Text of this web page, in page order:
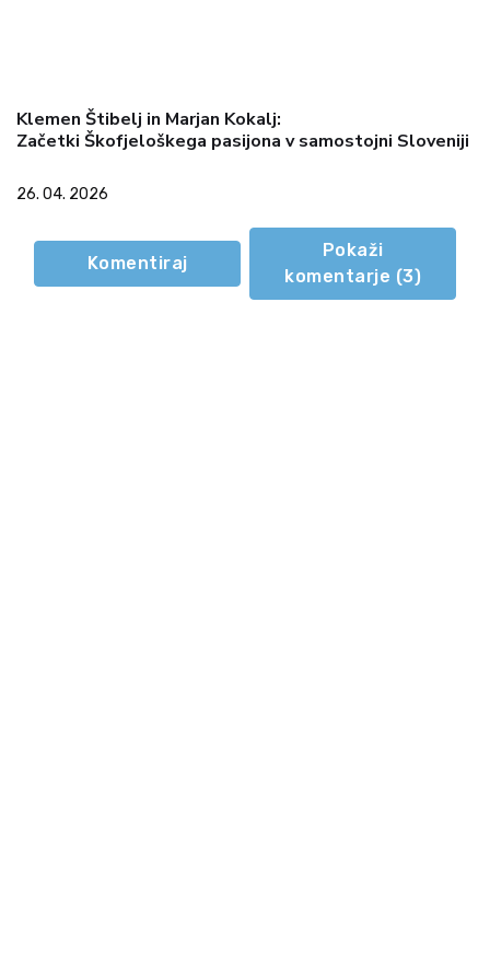
Klemen Štibelj in Marjan Kokalj:
Začetki Škofjeloškega pasijona v samostojni Sloveniji
26. 04. 2026
Komentiraj
Pokaži
komentarje (3)